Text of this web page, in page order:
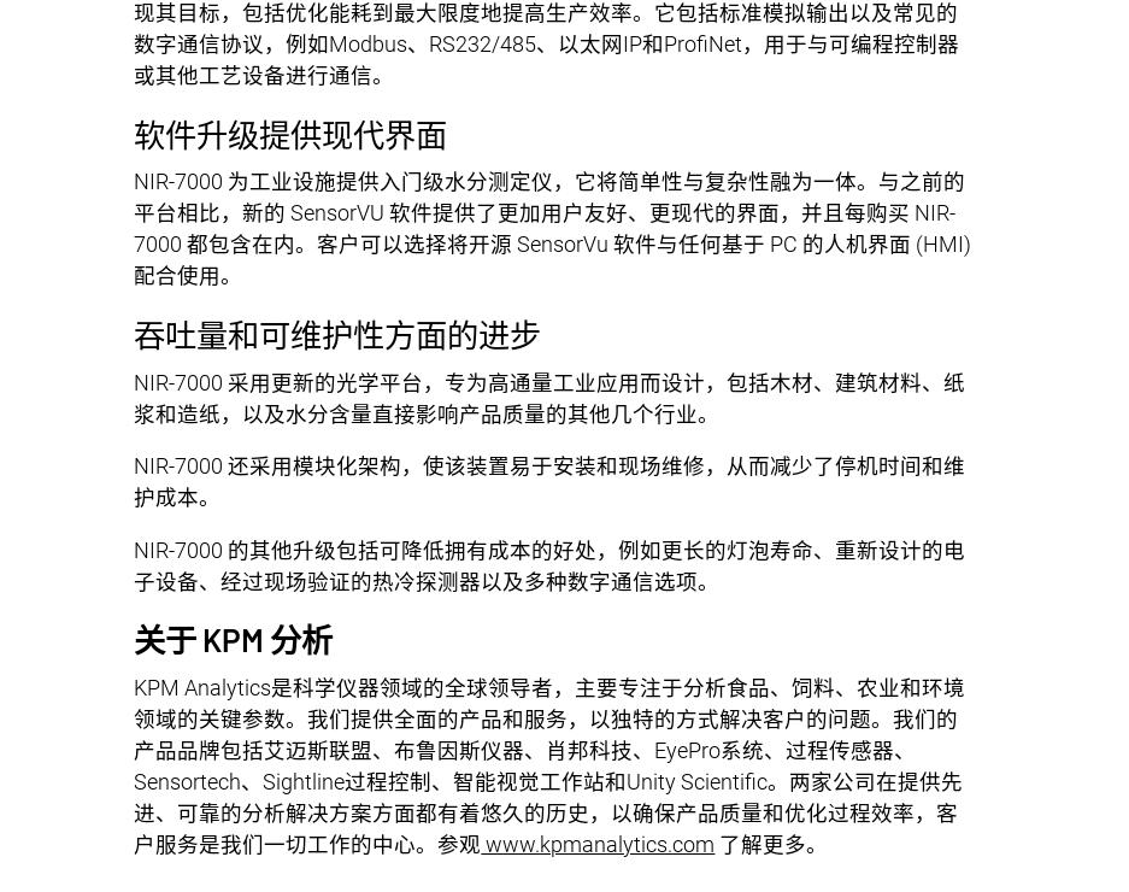
现其目标，包括优化能耗到最大限度地提高生产效率。它包括标准模拟输出以及常见的
数字通信协议，例如Modbus、RS232/485、以太网IP和ProfiNet，用于与可编程控制器
或其他工艺设备进行通信。
软件升级提供现代界面
NIR-7000 为工业设施提供入门级水分测定仪，它将简单性与复杂性融为一体。与之前的
平台相比，新的 SensorVU 软件提供了更加用户友好、更现代的界面，并且每购买 NIR-
7000 都包含在内。客户可以选择将开源 SensorVu 软件与任何基于 PC 的人机界面 (HMI)
配合使用。
吞吐量和可维护性方面的进步
NIR-7000 采用更新的光学平台，专为高通量工业应用而设计，包括木材、建筑材料、纸
浆和造纸，以及水分含量直接影响产品质量的其他几个行业。
NIR-7000 还采用模块化架构，使该装置易于安装和现场维修，从而减少了停机时间和维
护成本。
NIR-7000 的其他升级包括可降低拥有成本的好处，例如更长的灯泡寿命、重新设计的电
子设备、经过现场验证的热冷探测器以及多种数字通信选项。
关于 KPM 分析
KPM Analytics是科学仪器领域的全球领导者，主要专注于分析食品、饲料、农业和环境
领域的关键参数。我们提供全面的产品和服务，以独特的方式解决客户的问题。我们的
产品品牌包括艾迈斯联盟、布鲁因斯仪器、肖邦科技、EyePro系统、过程传感器、
Sensortech、Sightline过程控制、智能视觉工作站和Unity Scientific。两家公司在提供先
进、可靠的分析解决方案方面都有着悠久的历史，以确保产品质量和优化过程效率，客
户服务是我们一切工作的中心。参观 www.kpmanalytics.com 了解更多。